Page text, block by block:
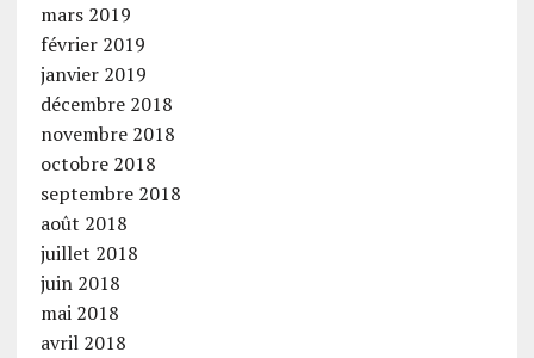
mars 2019
février 2019
janvier 2019
décembre 2018
novembre 2018
octobre 2018
septembre 2018
août 2018
juillet 2018
juin 2018
mai 2018
avril 2018